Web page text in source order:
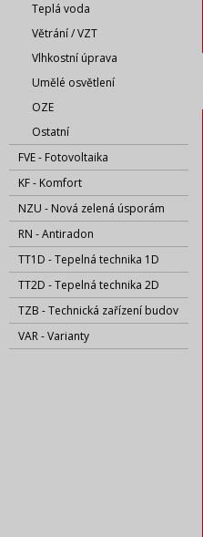
Teplá voda
Větrání / VZT
Vlhkostní úprava
Umělé osvětlení
OZE
Ostatní
FVE - Fotovoltaika
KF - Komfort
NZU - Nová zelená úsporám
RN - Antiradon
TT1D - Tepelná technika 1D
TT2D - Tepelná technika 2D
TZB - Technická zařízení budov
VAR - Varianty